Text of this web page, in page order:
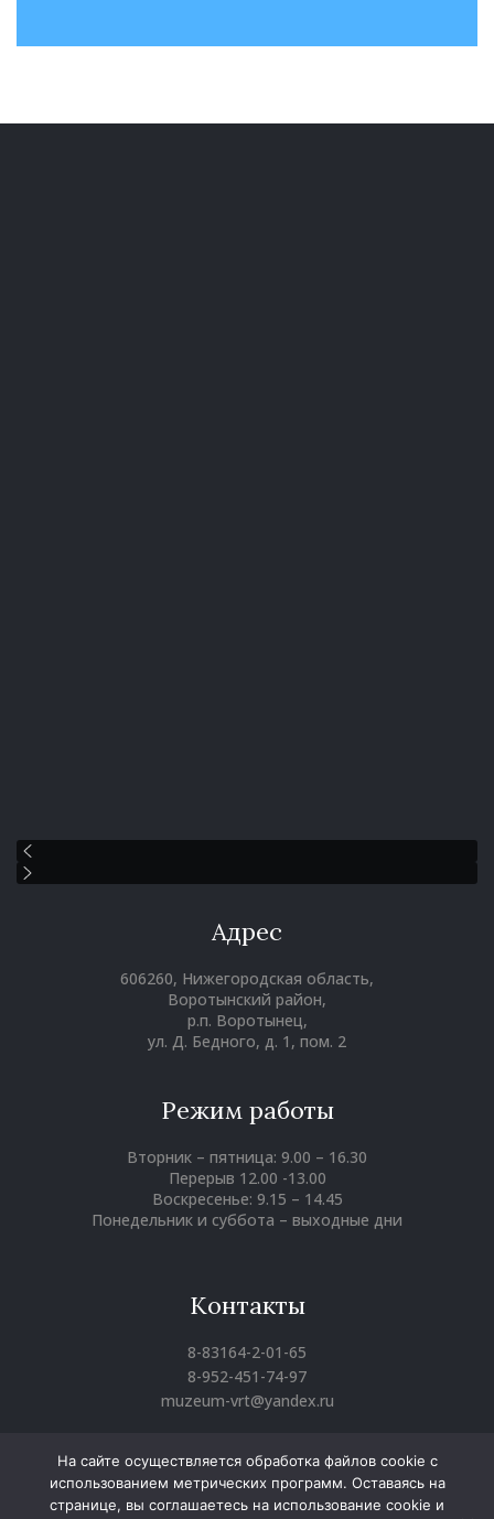
Адрес
606260, Нижегородская область,
Воротынский район,
р.п. Воротынец,
ул. Д. Бедного, д. 1, пом. 2
Режим работы
Вторник – пятница: 9.00 – 16.30
Перерыв 12.00 -13.00
Воскресенье: 9.15 – 14.45
Понедельник и суббота – выходные дни
Контакты
8-83164-2-01-65
8-952-451-74-97
muzeum-vrt@yandex.ru
Вконтакте
Однокласники
Youtube
Воротынский районный краеведческий музей
На сайте осуществляется обработка файлов cookie с
использованием метрических программ. Оставаясь на
странице, вы соглашаетесь на использование cookie и